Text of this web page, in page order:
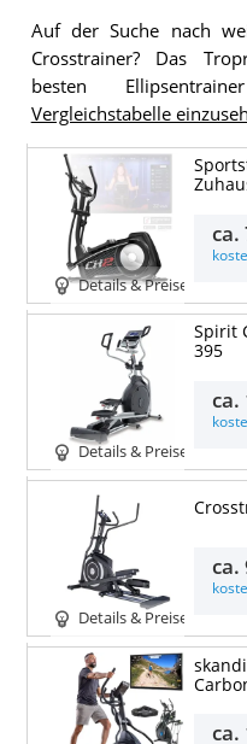
Auf der Suche nach
Crosstrainer? Das
besten
Vergleichstabelle
Details & Preise
ca.
Details & Preise
Spirit
395
ca.
Details & Preise
ca.
ca.